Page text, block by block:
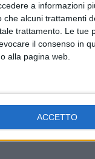
a informazioni
che alcuni trattamenti
trattamento. Le tue
il consenso in
alla pagina web.
ACCETTO